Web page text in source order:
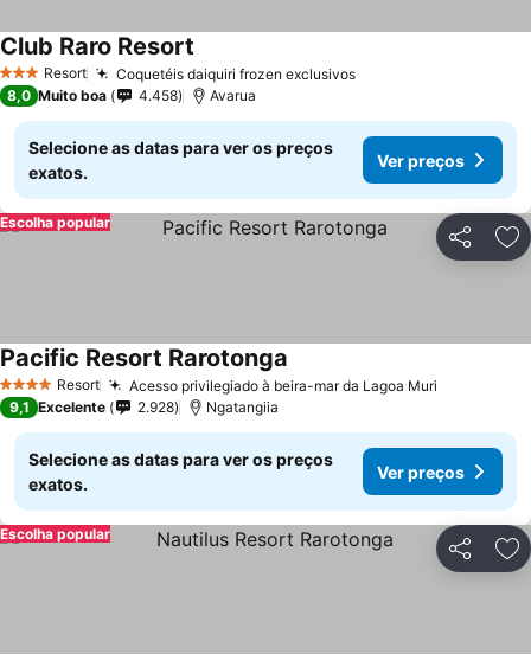
3 EstrelasResort Coquetéis daiquiri frozen exclusivos
Club Raro Resort
8,0 Muito boa 4.458 Avarua
Selecione as datas para ver os preços
exatos.
Ver preços
Partilhar
Escolha popular
4 EstrelasResort Acesso privilegiado à beira-mar da Lagoa Muri
Pacific Resort Rarotonga
9,1 Excelente 2.928 Ngatangiia
Selecione as datas para ver os preços
exatos.
Ver preços
Partilhar
Escolha popular